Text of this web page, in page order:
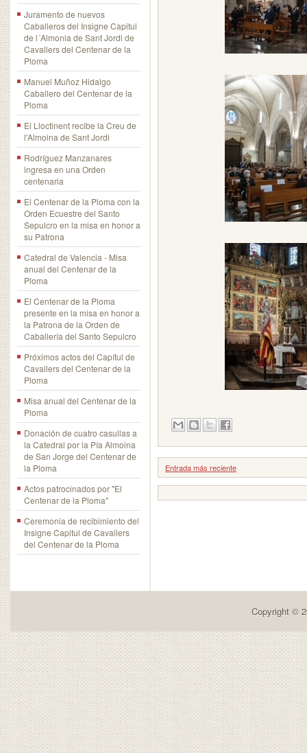
Juramento de nuevos
Caballeros del Insigne Capitul
de l´Almonia de Sant Jordi de
Cavallers del Centenar de la
Ploma
Manuel Muñoz Hidalgo
Caballero del Centenar de la
Ploma
El Lloctinent recibe la Creu de
l'Almoina de Sant Jordi
Rodríguez Manzanares
ingresa en una Orden
centenaria
El Centenar de la Ploma con la
Orden Ecuestre del Santo
Sepulcro en la misa en honor a
su Patrona
Catedral de Valencia - Misa
anual del Centenar de la
Ploma
El Centenar de la Ploma
presente en la misa en honor a
la Patrona de la Orden de
Caballería del Santo Sepulcro
Próximos actos del Capítul de
Cavallers del Centenar de la
Ploma
Misa anual del Centenar de la
Ploma
Donación de cuatro casullas a
la Catedral por la Pía Almoina
de San Jorge del Centenar de
la Ploma
Actos patrocinados por "El
Centenar de la Ploma"
Ceremonia de recibimiento del
Insigne Capitul de Cavallers
del Centenar de la Ploma
Entrada más reciente
Copyright ©